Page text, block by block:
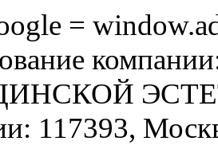
=
117393,